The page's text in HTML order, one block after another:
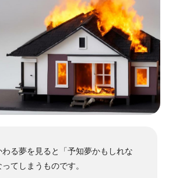
る夢を見ると「予知夢かもしれな
てしまうものです。